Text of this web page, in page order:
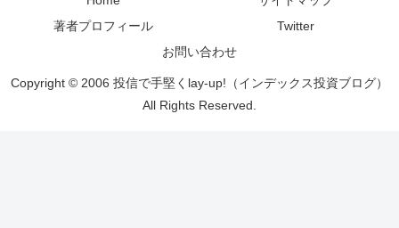
著者プロフィール
Twitter
お問い合わせ
Copyright © 2006 投信で手堅くlay-up!（インデックス投資ブログ）
All Rights Reserved.